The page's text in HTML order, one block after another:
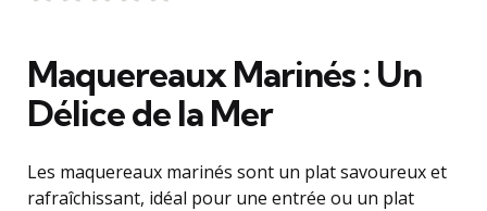
Maquereaux Marinés : Un
Délice de la Mer
Les maquereaux marinés sont un plat savoureux et
rafraîchissant, idéal pour une entrée ou un plat